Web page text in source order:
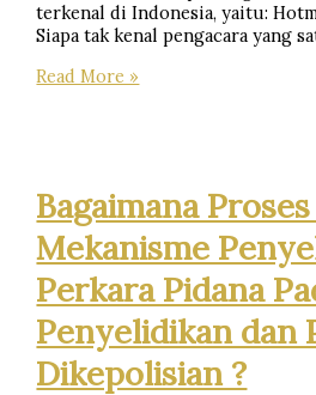
terkenal di Indonesia, yaitu:
Siapa tak kenal pengacara yang
8
di
Indonesia
Yang
Bisa
Dijadikan
Inspirasi
Read More »
Bagaimana
Mekanisme
Perkara Pidana
Penyelidikan dan
Dikepolisian ?